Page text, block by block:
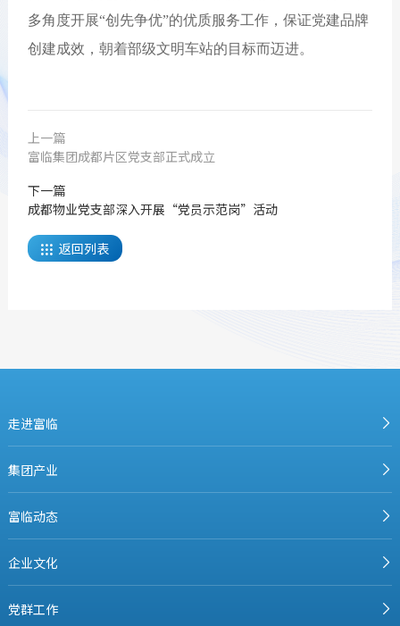
多角度开展“创先争优”的优质服务工作，保证党建品牌
创建成效，朝着部级文明车站的目标而迈进。
上一篇
富临集团成都片区党支部正式成立
下一篇
成都物业党支部深入开展“党员示范岗”活动
 返回列表
走进富临
集团产业
富临动态
企业文化
党群工作